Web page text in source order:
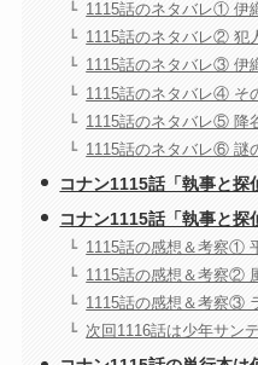
1115話のネタバレ① 伊
1115話のネタバレ② 犯
1115話のネタバレ③ 伊
1115話のネタバレ④ そ
1115話のネタバレ⑤ 降
1115話のネタバレ⑥ 謎
コナン1115話「執事と探
コナン1115話「執事と探
1115話の感想＆考察①
1115話の感想＆考察②
1115話の感想＆考察③
次回1116話は少年サン